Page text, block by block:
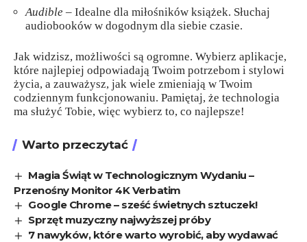
Audible – Idealne dla miłośników książek. Słuchaj
audiobooków w dogodnym dla siebie czasie.
Jak widzisz, możliwości są ogromne. Wybierz aplikacje,
które najlepiej odpowiadają Twoim potrzebom i stylowi
życia, a zauważysz, jak wiele zmieniają w Twoim
codziennym funkcjonowaniu. Pamiętaj, że technologia
ma służyć Tobie, więc wybierz to, co najlepsze!
Warto przeczytać
Magia Świąt w Technologicznym Wydaniu –
Przenośny Monitor 4K Verbatim
Google Chrome – sześć świetnych sztuczek!
Sprzęt muzyczny najwyższej próby
7 nawyków, które warto wyrobić, aby wydawać